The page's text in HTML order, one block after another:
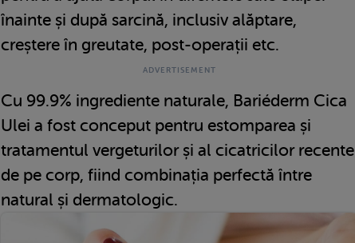
înainte și după sarcină, inclusiv alăptare,
creștere în greutate, post-operații etc.
Cu 99.9% ingrediente naturale, Bariéderm Cica
Ulei a fost conceput pentru estomparea și
tratamentul vergeturilor și al cicatricilor recente
de pe corp, fiind combinația perfectă între
natural și dermatologic.